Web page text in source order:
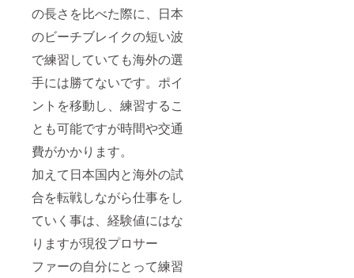
の長さを比べた際に、日本
のビーチブレイクの短い波
で練習していても海外の選
手には勝てないです。ポイ
ントを移動し、練習するこ
とも可能ですが時間や交通
費がかかります。
加えて日本国内と海外の試
合を転戦しながら仕事をし
ていく事は、経験値にはな
りますが現役プロサー
ファーの自分にとって練習